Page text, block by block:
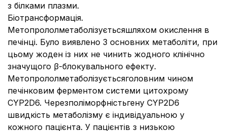
з білками плазми.
Біотрансформація.
Метопрололметаболізуєтьсяшляхом окислення в
печінці. Було виявлено 3 основних метаболіти, при
цьому жоден із них не чинить жодного клінічно
значущого β-блокувального ефекту.
Метопрололметаболізуєтьсяголовним чином
печінковим ферментом системи цитохрому
CYP2D6. Черезполіморфністьгену CYP2D6
швидкість метаболізму є індивідуальною у
кожного пацієнта. У пацієнтів з низькою